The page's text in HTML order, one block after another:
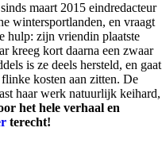
maart 2015 eindredacteur
wintersportlanden, en vraagt
hulp: zijn vriendin plaatste
kreeg kort daarna een zwaar
is ze deels hersteld, en gaat
kosten aan zitten. De
haar werk natuurlijk keihard,
het hele verhaal en
terecht!